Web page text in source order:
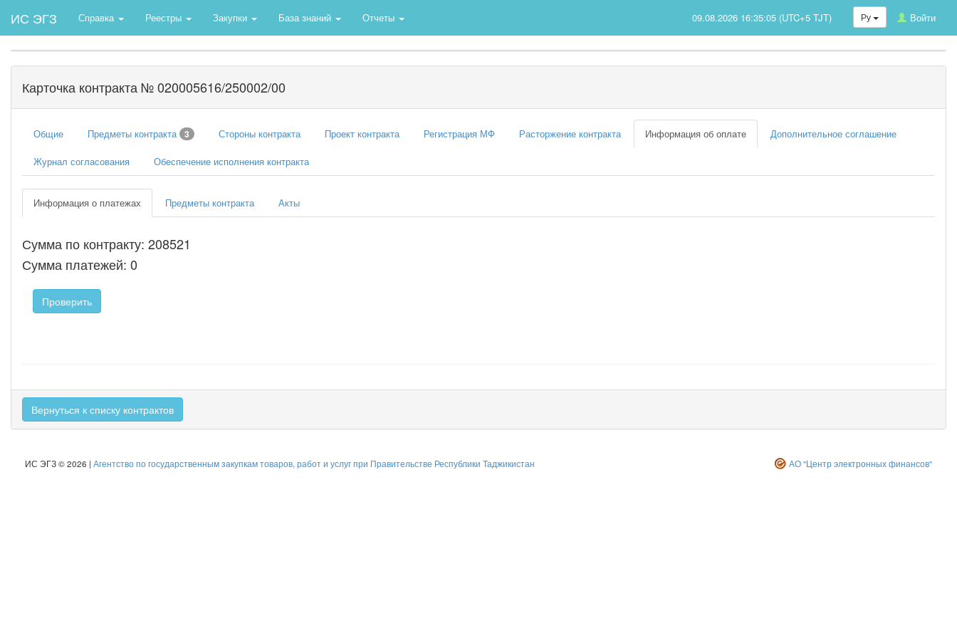
ИС ЭГЗ Справка Реестры Закупки База знаний Отчеты Ру Войти
09.08.2026 16:35:05 (UTC+5 TJT)
Карточка контракта № 020005616/250002/00
Общие Предметы контракта 3 Стороны контракта Проект контракта Регистрация МФ Расторжение контракта Информация об оплате Дополнительное соглашение
Журнал согласования Обеспечение исполнения контракта
Информация о платежах Предметы контракта Акты
Сумма по контракту: 208521
Сумма платежей: 0
Проверить
Вернуться к списку контрактов
ИС ЭГЗ © 2026 | Агентство по государственным закупкам товаров, работ и услуг при Правительстве Республики Таджикистан АО "Центр электронных финансов"